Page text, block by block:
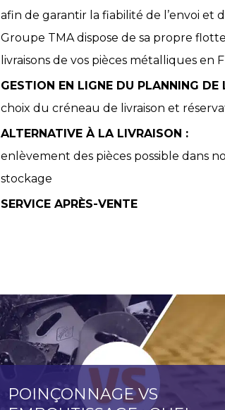
afin de garantir la fiabilité de l’envoi et
Groupe TMA dispose de sa propre
livraisons de vos pièces métalliques en
GESTION EN LIGNE DU PLANNING DE
choix du créneau de livraison et
ALTERNATIVE À LA LIVRAISON :
enlèvement des pièces possible dans
stockage
SERVICE APRÈS-VENTE
POINÇONNAGE VS